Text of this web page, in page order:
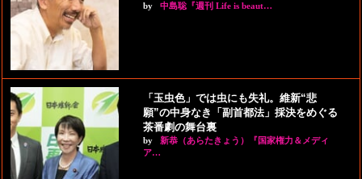
by 中島聡『週刊 Life is beaut…
「玉虫色」では虫にも失礼。維新“悲
願”の中身なき「副首都法」採決をめぐる
茶番劇の舞台裏
by
新恭（あらたきょう）『国家権力＆メディ
ア…